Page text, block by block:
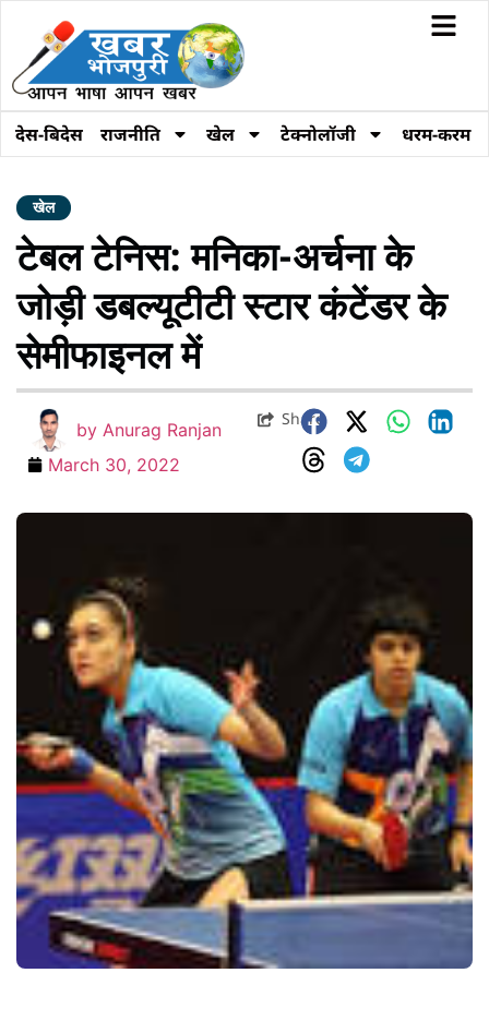
देस-बिदेस राजनीति खेल टेक्नोलॉजी धरम-करम
खेल
टेबल टेनिस: मनिका-अर्चना के
जोड़ी डबल्यूटीटी स्टार कंटेंडर के
सेमीफाइनल में
by Anurag Ranjan
March 30, 2022
Share